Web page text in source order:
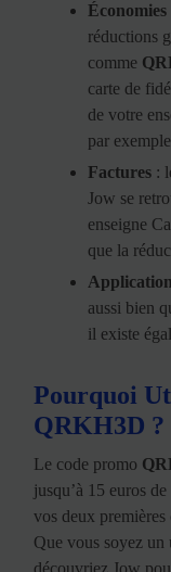
Économies
réductions
comme
carte de
de votre
par
Factures :
Jow se
enseigne
que la
Application
aussi bien
il existe
Pourquoi
QRKH3D ?
Le code promo
jusqu’à 15 euros
vos deux
Que vous soyez